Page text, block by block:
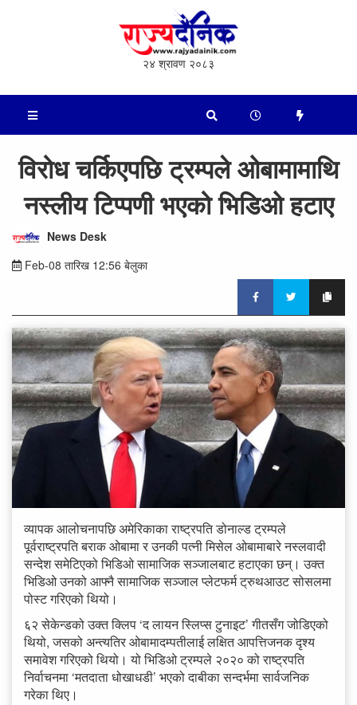
२४ श्रावण २०८३
विरोध चर्किएपछि ट्रम्पले ओबामामाथि
नस्लीय टिप्पणी भएको भिडिओ हटाए
News Desk
Feb-08 तारिख 12:56 बेलुका
व्यापक आलोचनापछि अमेरिकाका राष्ट्रपति डोनाल्ड ट्रम्पले
पूर्वराष्ट्रपति बराक ओबामा र उनकी पत्नी मिसेल ओबामाबारे नस्लवादी
सन्देश समेटिएको भिडिओ सामाजिक सञ्जालबाट हटाएका छन्। उक्त
भिडिओ उनको आफ्नै सामाजिक सञ्जाल प्लेटफर्म ट्रुथआउट सोसलमा
पोस्ट गरिएको थियो।
६२ सेकेन्डको उक्त क्लिप ‘द लायन स्लिप्स टुनाइट’ गीतसँग जोडिएको
थियो, जसको अन्त्यतिर ओबामादम्पतीलाई लक्षित आपत्तिजनक दृश्य
समावेश गरिएको थियो। यो भिडिओ ट्रम्पले २०२० को राष्ट्रपति
निर्वाचनमा ‘मतदाता धोखाधडी’ भएको दाबीका सन्दर्भमा सार्वजनिक
गरेका थिए।